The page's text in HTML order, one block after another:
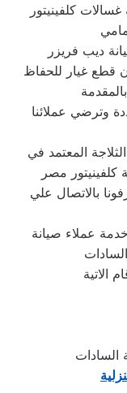
كلفينيتور
ديب فريزر
قطع غيار للحفاظ
وترضي عملائنا
مصر
بالاتصال علي
عملاء صيانة
الاتية
السادات